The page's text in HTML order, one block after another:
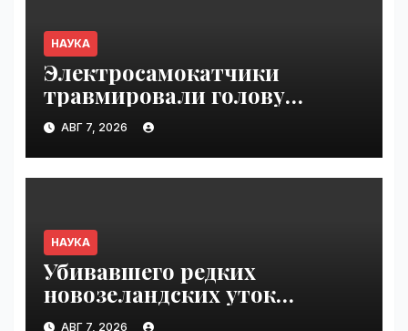
НАУКА
Электросамокатчики
травмировали голову
и внутренние органы чаще
мотоциклистов
и велосипедистов |
VseTime.ru
АВГ 7, 2026
НАУКА
Убивавшего редких
новозеландских уток
одичавшего кота поймали
АВГ 7, 2026